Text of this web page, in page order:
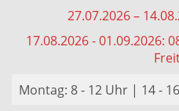
27.07.2026 –
17.08.2026 - 01.09.2026:
Montag: 8 - 12 Uhr | 14 -